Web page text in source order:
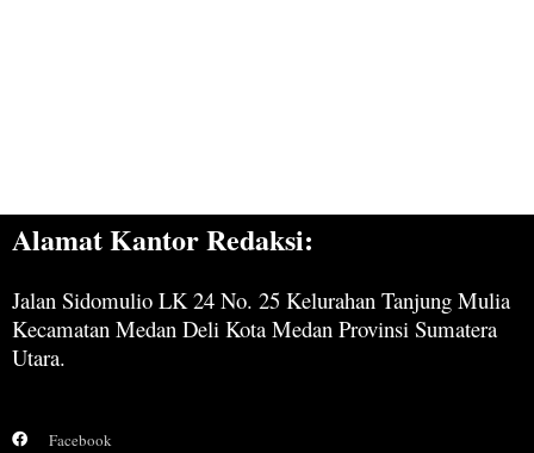
Alamat Kantor Redaksi:
Jalan Sidomulio LK 24 No. 25 Kelurahan Tanjung Mulia
Kecamatan Medan Deli Kota Medan Provinsi Sumatera
Utara.
Facebook